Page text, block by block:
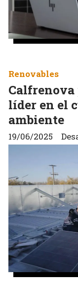
Calfrenova
líder en el
ambiente
Renovables
19/06/2025